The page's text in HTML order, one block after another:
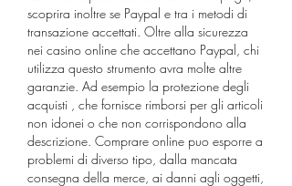
scoprira inoltre se Paypal e tra i metodi di
transazione accettati. Oltre alla sicurezza
nei casino online che accettano Paypal, chi
utilizza questo strumento avra molte altre
garanzie. Ad esempio la protezione degli
acquisti , che fornisce rimborsi per gli articoli
non idonei o che non corrispondono alla
descrizione. Comprare online puo esporre a
problemi di diverso tipo, dalla mancata
consegna della merce, ai danni agli oggetti,